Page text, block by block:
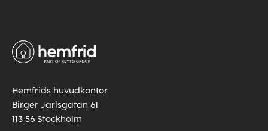
Hemfrids huvudkontor
Birger Jarlsgatan 61
113 56 Stockholm